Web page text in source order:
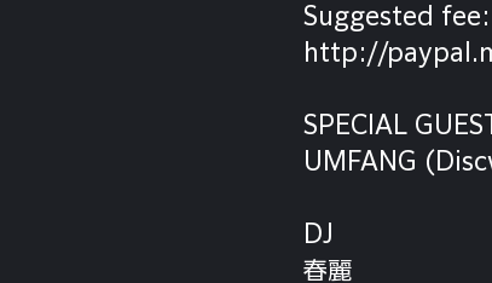
Suggested
http://
SPECIAL
UMFANG
DJ
春麗